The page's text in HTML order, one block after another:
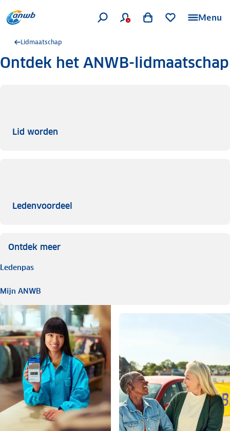
Menu
Lidmaatschap
Ontdek het ANWB-lidmaatschap
Lid worden
Ledenvoordeel
Ontdek meer
Ledenpas
Mijn ANWB